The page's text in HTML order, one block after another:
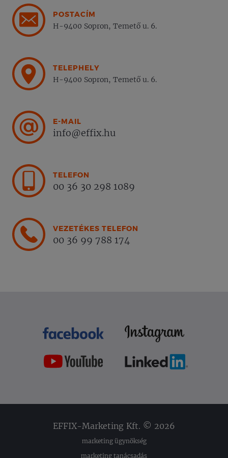
POSTACÍM
H-9400 Sopron, Temető u. 6.
TELEPHELY
H-9400 Sopron, Temető u. 6.
E-MAIL
info@effix.hu
TELEFON
00 36 30 298 1089
VEZETÉKES TELEFON
00 36 99 788 174
EFFIX-Marketing Kft. © 2026
marketing ügynökség
marketing tanácsadás